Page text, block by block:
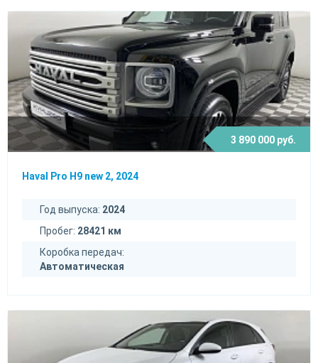
3 890 000 руб.
Haval Pro H9 new 2, 2024
Год выпуска: 2024
Пробег: 28421 км
Коробка передач:
Автоматическая